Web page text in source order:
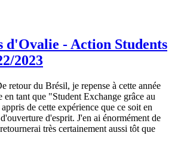
d'Ovalie - Action Students
2023
retour du Brésil, je repense à cette année
en tant que "Student Exchange grâce au
de cette expérience que ce soit en
d'esprit. J'en ai énormément de
très certainement aussi tôt que